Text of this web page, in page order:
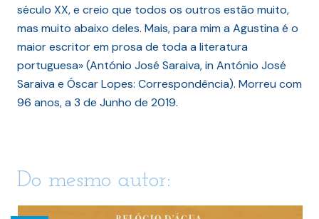
século XX, e creio que todos os outros estão muito,
mas muito abaixo deles. Mais, para mim a Agustina é o
maior escritor em prosa de toda a literatura
portuguesa» (António José Saraiva, in António José
Saraiva e Óscar Lopes: Correspondência). Morreu com
96 anos, a 3 de Junho de 2019.
Do mesmo autor: